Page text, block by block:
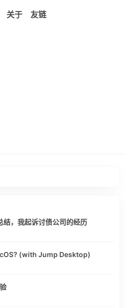
关于 友链
结，我起诉讨债公司的经历
(with Jump Desktop)